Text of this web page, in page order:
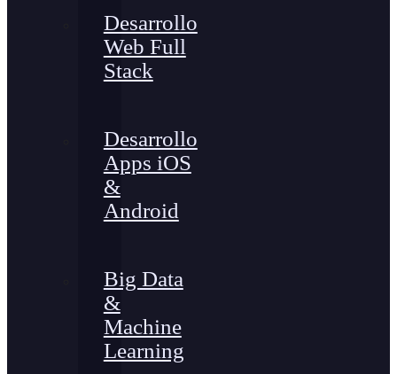
Desarrollo
Web Full
Stack
Desarrollo
Apps iOS
&
Android
Big Data
&
Machine
Learning